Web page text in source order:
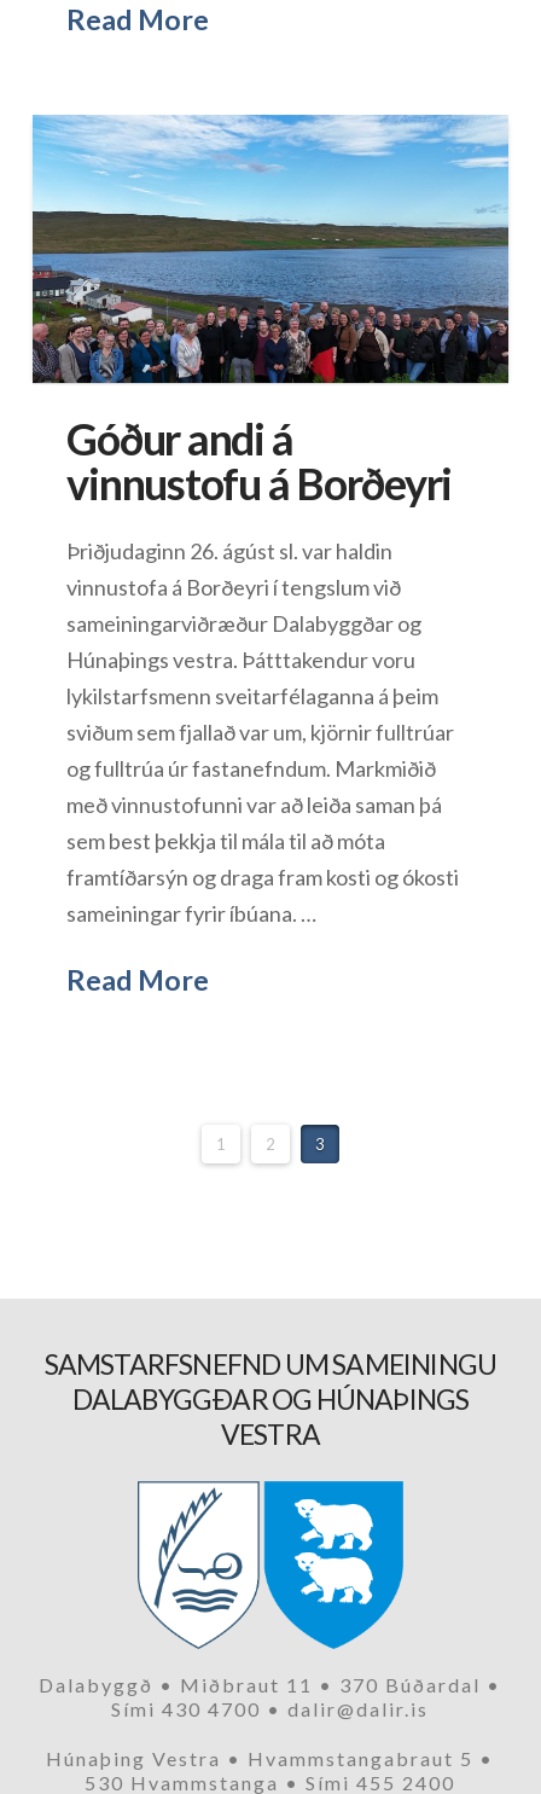
Read More
Góður andi á
vinnustofu á Borðeyri
Þriðjudaginn 26. ágúst sl. var haldin
vinnustofa á Borðeyri í tengslum við
sameiningarviðræður Dalabyggðar og
Húnaþings vestra. Þátttakendur voru
lykilstarfsmenn sveitarfélaganna á þeim
sviðum sem fjallað var um, kjörnir fulltrúar
og fulltrúa úr fastanefndum. Markmiðið
með vinnustofunni var að leiða saman þá
sem best þekkja til mála til að móta
framtíðarsýn og draga fram kosti og ókosti
sameiningar fyrir íbúana. …
Read More
1 2 3
SAMSTARFSNEFND UM SAMEININGU
DALABYGGÐAR OG HÚNAÞINGS
VESTRA
Dalabyggð • Miðbraut 11 • 370 Búðardal •
Sími 430 4700 • dalir@dalir.is
Húnaþing Vestra • Hvammstangabraut 5 •
530 Hvammstanga • Sími 455 2400